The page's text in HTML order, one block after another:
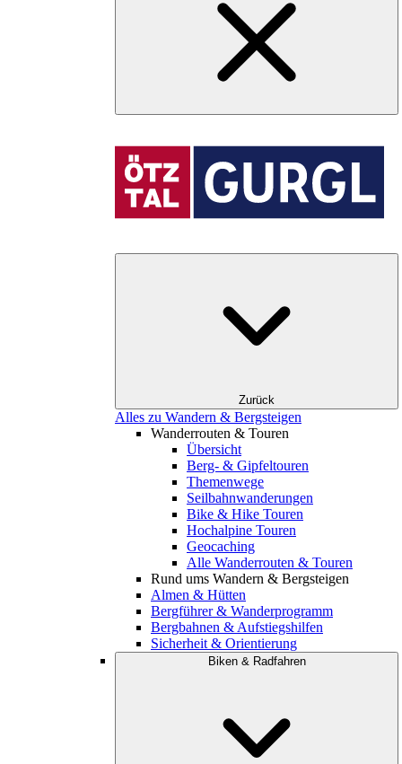
Zurück
Alles zu Wandern & Bergsteigen
Wanderrouten & Touren
Übersicht
Berg- & Gipfeltouren
Themenwege
Seilbahnwanderungen
Bike & Hike Touren
Hochalpine Touren
Geocaching
Alle Wanderrouten & Touren
Rund ums Wandern & Bergsteigen
Almen & Hütten
Bergführer & Wanderprogramm
Bergbahnen & Aufstiegshilfen
Sicherheit & Orientierung
Biken & Radfahren